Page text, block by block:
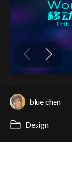
blue chen
Design